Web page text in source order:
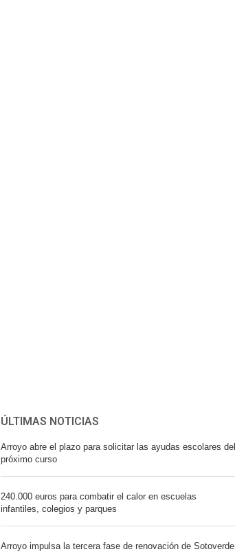
ÚLTIMAS NOTICIAS
Arroyo abre el plazo para solicitar las ayudas escolares del
próximo curso
240.000 euros para combatir el calor en escuelas
infantiles, colegios y parques
Arroyo impulsa la tercera fase de renovación de Sotoverde